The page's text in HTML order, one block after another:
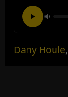
Dany Houle,